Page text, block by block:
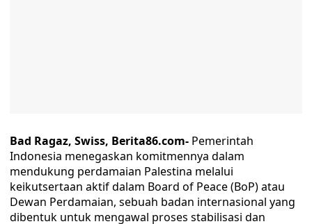
Bad Ragaz, Swiss, Berita86.com- Pemerintah
Indonesia menegaskan komitmennya dalam
mendukung perdamaian Palestina melalui
keikutsertaan aktif dalam Board of Peace (BoP) atau
Dewan Perdamaian, sebuah badan internasional yang
dibentuk untuk mengawal proses stabilisasi dan